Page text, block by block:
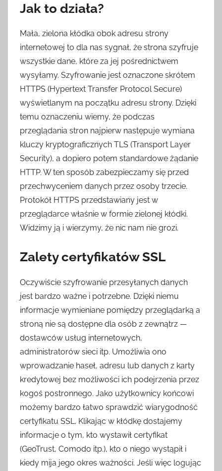
Jak to działa?
Mała, zielona kłódka obok adresu strony
internetowej to dla nas sygnał, że strona szyfruje
wszystkie dane, które za jej pośrednictwem
wysyłamy. Szyfrowanie jest oznaczone skrótem
HTTPS (Hypertext Transfer Protocol Secure)
wyświetlanym na początku adresu strony. Dzięki
temu oznaczeniu wiemy, że podczas
przeglądania stron najpierw następuje wymiana
kluczy kryptograficznych TLS (Transport Layer
Security), a dopiero potem standardowe żądanie
HTTP. W ten sposób zabezpieczamy się przed
przechwyceniem danych przez osoby trzecie.
Protokół HTTPS przedstawiany jest w
przeglądarce właśnie w formie zielonej kłódki.
Widzimy ją i wierzymy, że nic nam nie grozi.
Zalety certyfikatów SSL
Oczywiście szyfrowanie przesyłanych danych
jest bardzo ważne i potrzebne. Dzięki niemu
informacje wymieniane pomiędzy przeglądarką a
stroną nie są dostępne dla osób z zewnątrz —
dostawców usług internetowych,
administratorów sieci itp. Umożliwia ono
wprowadzanie haseł, adresu lub danych z karty
kredytowej bez możliwości ich podejrzenia przez
kogoś postronnego. Jako użytkownicy końcowi
możemy bardzo łatwo sprawdzić wiarygodność
certyfikatu SSL. Klikając w kłódkę dostajemy
informacje o tym, kto wystawił certyfikat
(GeoTrust, Comodo itp.), kto o niego wystąpił i
kiedy mija jego okres ważności. Jeśli więc logując